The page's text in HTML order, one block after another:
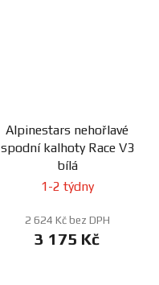
Alpinestars nehořlavé
spodní kalhoty Race V3
bílá
1-2 týdny
2 624 Kč bez DPH
3 175 Kč